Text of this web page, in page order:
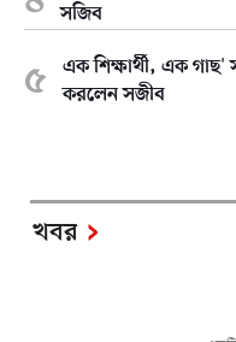
সজিব
এক শিক্ষার্থী, এক
করলেন সজীব
খবর